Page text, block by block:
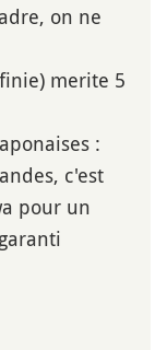
on ne
merite 5
:
c'est
pour un